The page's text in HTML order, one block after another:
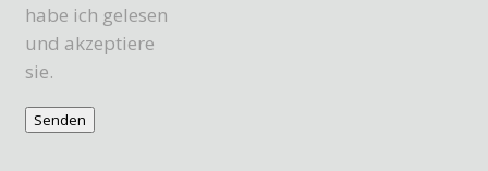
habe ich gelesen
und akzeptiere
sie.